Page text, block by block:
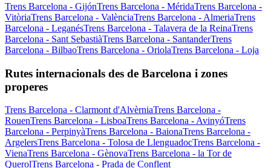
Trens Barcelona - GijónTrens Barcelona - MéridaTrens Barcelona -
VitòriaTrens Barcelona - ValènciaTrens Barcelona - AlmeriaTrens
Barcelona - LeganésTrens Barcelona - Talavera de la ReinaTrens
Barcelona - Sant SebastiàTrens Barcelona - SantanderTrens
Barcelona - BilbaoTrens Barcelona - OriolaTrens Barcelona - Loja
Rutes internacionals des de Barcelona i zones
properes
Trens Barcelona - Clarmont d'AlvèrniaTrens Barcelona -
RouenTrens Barcelona - LisboaTrens Barcelona - AvinyóTrens
Barcelona - PerpinyàTrens Barcelona - BaionaTrens Barcelona -
ArgelersTrens Barcelona - Tolosa de LlenguadocTrens Barcelona -
VienaTrens Barcelona - GènovaTrens Barcelona - la Tor de
QuerolTrens Barcelona - Prada de Conflent